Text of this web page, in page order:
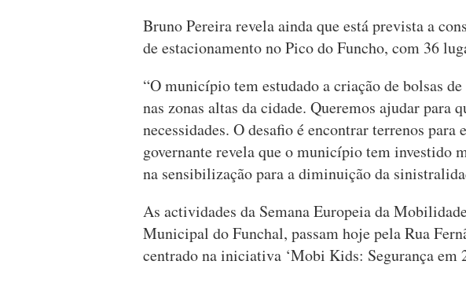
Bruno Pereira revela ainda que está prevista a
de estacionamento no Pico do Funcho, com 36
“O município tem estudado a criação de bolsas
nas zonas altas da cidade. Queremos ajudar para
necessidades. O desafio é encontrar terrenos para
governante revela que o município tem investido
na sensibilização para a diminuição da
As actividades da Semana Europeia da
Municipal do Funchal, passam hoje pela Rua
centrado na iniciativa ‘Mobi Kids: Segurança em